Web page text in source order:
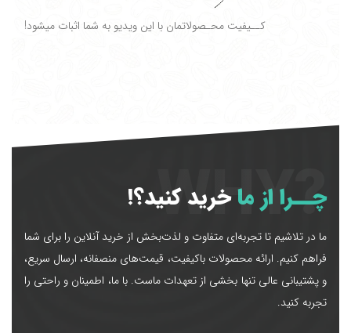
کــیفیت محـصولاتمان با این ویدیو به شما اثبات میشود!
?WHY
چــرا از ماخرید کنید؟!
ما در تلاشیم تا تجربه‌ای متفاوت و لذت‌بخش از خرید آنلاین را برای شما
فراهم کنیم. ارائه محصولات باکیفیت، قیمت‌های منصفانه، ارسال سریع،
و پشتیبانی عالی تنها بخشی از تعهدات ماست. با ما، اطمینان و راحتی را
تجربه کنید.